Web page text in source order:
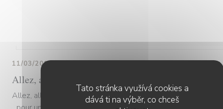
Tato stránka využívá cookies a
dává ti na výběr, co chceš
Allez, allons à Saint Martin du Tertre
11/03/2019
Allez, allons à Saint Martin du Tertre